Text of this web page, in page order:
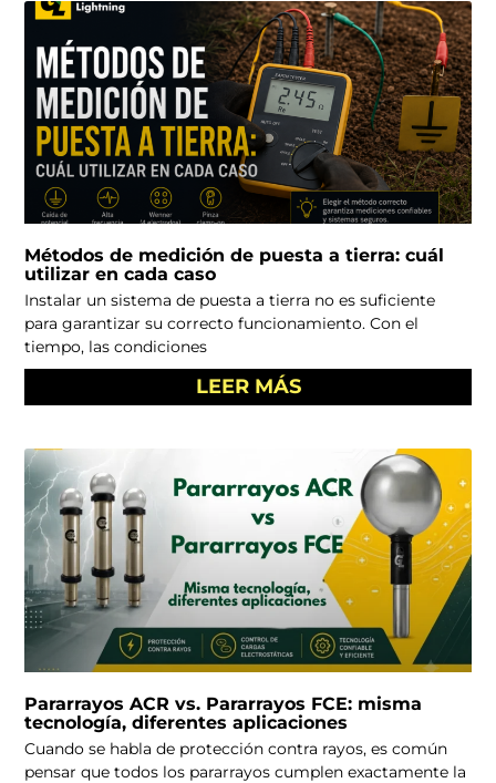
Métodos de medición de puesta a tierra: cuál
utilizar en cada caso
Instalar un sistema de puesta a tierra no es suficiente
para garantizar su correcto funcionamiento. Con el
tiempo, las condiciones
LEER MÁS
Pararrayos ACR vs. Pararrayos FCE: misma
tecnología, diferentes aplicaciones
Cuando se habla de protección contra rayos, es común
pensar que todos los pararrayos cumplen exactamente la